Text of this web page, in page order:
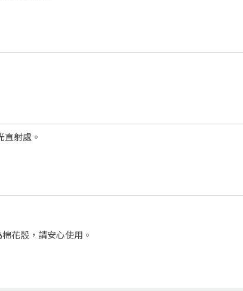
射處。
花殼，請安心使用。